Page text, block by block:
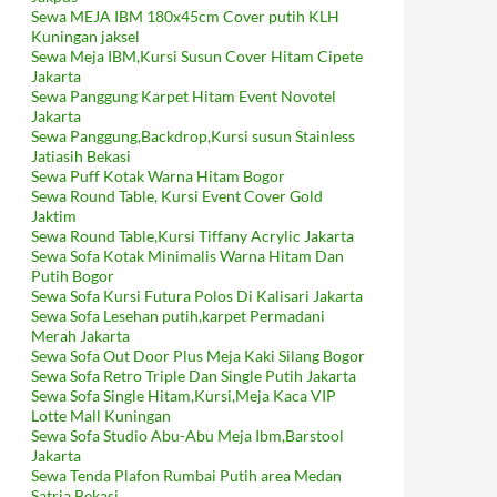
Sewa MEJA IBM 180x45cm Cover putih KLH
Kuningan jaksel
Sewa Meja IBM,Kursi Susun Cover Hitam Cipete
Jakarta
Sewa Panggung Karpet Hitam Event Novotel
Jakarta
Sewa Panggung,Backdrop,Kursi susun Stainless
Jatiasih Bekasi
Sewa Puff Kotak Warna Hitam Bogor
Sewa Round Table, Kursi Event Cover Gold
Jaktim
Sewa Round Table,Kursi Tiffany Acrylic Jakarta
Sewa Sofa Kotak Minimalis Warna Hitam Dan
Putih Bogor
Sewa Sofa Kursi Futura Polos Di Kalisari Jakarta
Sewa Sofa Lesehan putih,karpet Permadani
Merah Jakarta
Sewa Sofa Out Door Plus Meja Kaki Silang Bogor
Sewa Sofa Retro Triple Dan Single Putih Jakarta
Sewa Sofa Single Hitam,Kursi,Meja Kaca VIP
Lotte Mall Kuningan
Sewa Sofa Studio Abu-Abu Meja Ibm,Barstool
Jakarta
Sewa Tenda Plafon Rumbai Putih area Medan